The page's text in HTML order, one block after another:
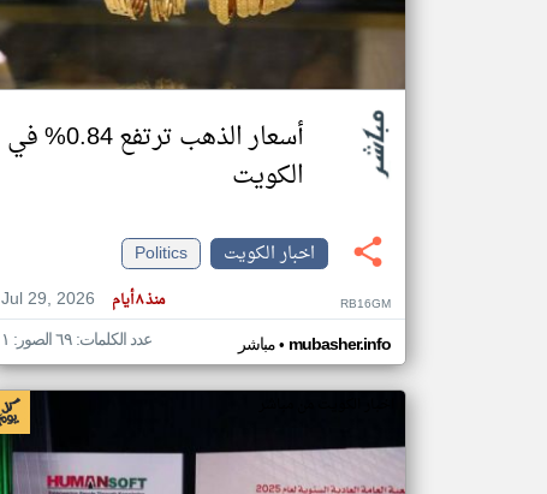
أسعار الذهب ترتفع 0.84% في
الكويت
اخبار الكويت
Politics
Jul 29, 2026
منذ ٨ أيام RB16GM
مباشر• mubasher.info عدد الكلمات: ٦٩ الصور: ١